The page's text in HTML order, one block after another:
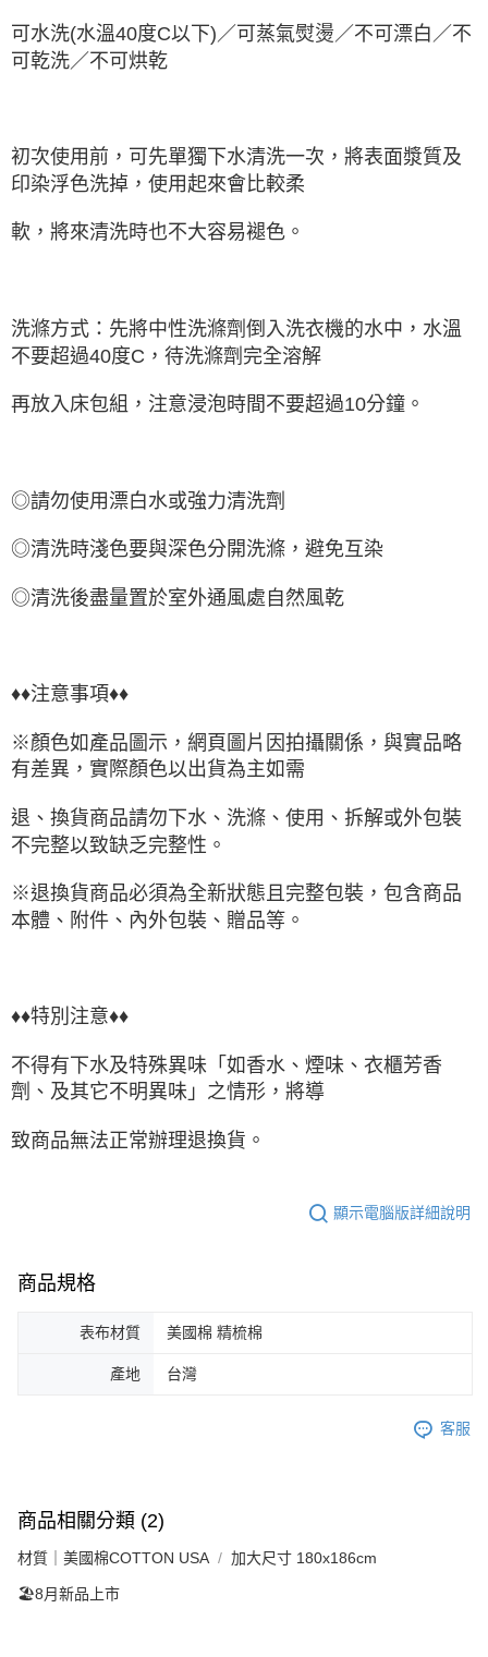
可水洗(水溫40度C以下)／可蒸氣熨燙／不可漂白／不
可乾洗／不可烘乾
初次使用前，可先單獨下水清洗一次，將表面漿質及
印染浮色洗掉，使用起來會比較柔
軟，將來清洗時也不大容易褪色。
洗滌方式：先將中性洗滌劑倒入洗衣機的水中，水溫
不要超過40度C，待洗滌劑完全溶解
再放入床包組，注意浸泡時間不要超過10分鐘。
◎請勿使用漂白水或強力清洗劑
◎清洗時淺色要與深色分開洗滌，避免互染
◎清洗後盡量置於室外通風處自然風乾
♦♦注意事項♦♦
※顏色如產品圖示，網頁圖片因拍攝關係，與實品略
有差異，實際顏色以出貨為主如需
退、換貨商品請勿下水、洗滌、使用、拆解或外包裝
不完整以致缺乏完整性。
※退換貨商品必須為全新狀態且完整包裝，包含商品
本體、附件、內外包裝、贈品等。
♦♦特別注意♦♦
不得有下水及特殊異味「如香水、煙味、衣櫃芳香
劑、及其它不明異味」之情形，將導
致商品無法正常辦理退換貨。
顯示電腦版詳細說明
商品規格
表布材質 美國棉 精梳棉
產地 台灣
客服
商品相關分類 (2)
材質｜美國棉COTTON USA 加大尺寸 180x186cm
🏖️8月新品上市